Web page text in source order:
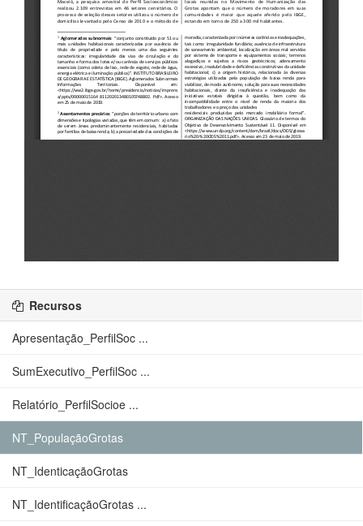
Recursos
Apresentação_PerfilSoc ...
SumExecutivo_PerfilSoc ...
Relatório_PerfilSocioe ...
NT_PopulaçãoGrotas
NT_IdenticaçãoGrotas
NT_IdentificaçãoGrotas ...